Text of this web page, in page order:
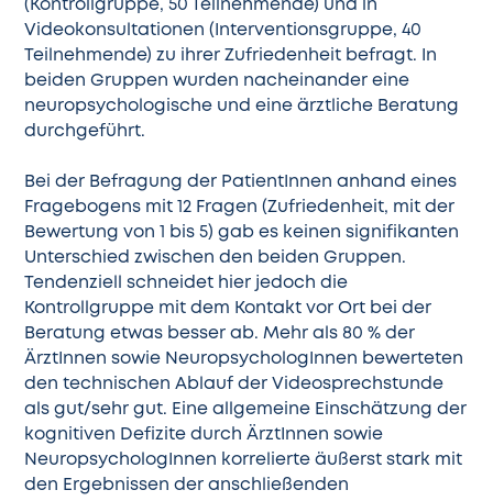
(Kontrollgruppe, 50 Teilnehmende) und in
Videokonsultationen (Interventionsgruppe, 40
Teilnehmende) zu ihrer Zufriedenheit befragt. In
beiden Gruppen wurden nacheinander eine
neuropsychologische und eine ärztliche Beratung
durchgeführt.
Bei der Befragung der PatientInnen anhand eines
Fragebogens mit 12 Fragen (Zufriedenheit, mit der
Bewertung von 1 bis 5) gab es keinen signifikanten
Unterschied zwischen den beiden Gruppen.
Tendenziell schneidet hier jedoch die
Kontrollgruppe mit dem Kontakt vor Ort bei der
Beratung etwas besser ab. Mehr als 80 % der
ÄrztInnen sowie NeuropsychologInnen bewerteten
den technischen Ablauf der Videosprechstunde
als gut/sehr gut. Eine allgemeine Einschätzung der
kognitiven Defizite durch ÄrztInnen sowie
NeuropsychologInnen korrelierte äußerst stark mit
den Ergebnissen der anschließenden